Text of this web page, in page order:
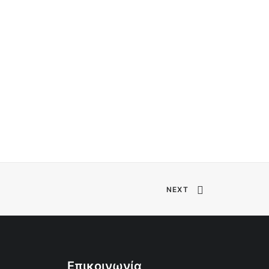
NEXT
Επικοινωνία